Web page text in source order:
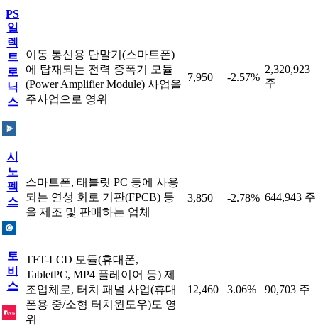
PS
일
렉
트
로
닉
스
이동 통신용 단말기(스마트폰)
에 탑재되는 전력 증폭기 모듈
(Power Amplifier Module) 사업을
주사업으로 영위
7,950 -2.57%
2,320,923
주
시
노
펙
스
스마트폰, 태블릿 PC 등에 사용
되는 연성 회로 기판(FPCB) 등
을 제조 및 판매하는 업체
3,850 -2.78% 644,943 주
토
비
스
TFT-LCD 모듈(휴대폰,
TabletPC, MP4 플레이어 등) 제
조업체로, 터치 패널 사업(휴대
폰용 중/소형 터치윈도우)도 영
위
12,460 3.06% 90,703 주